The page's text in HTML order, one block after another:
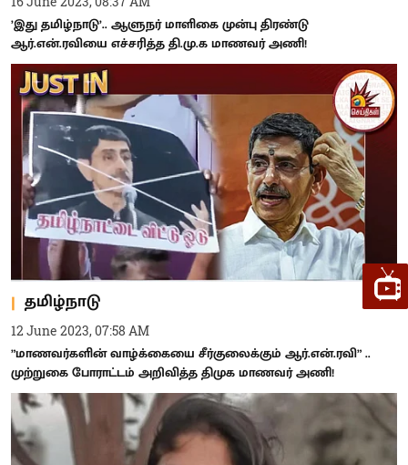
’இது தமிழ்நாடு’.. ஆளுநர் மாளிகை முன்பு திரண்டு
ஆர்.என்.ரவியை எச்சரித்த தி.மு.க மாணவர் அணி!
தமிழ்நாடு
12 June 2023, 07:58 AM
”மாணவர்களின் வாழ்க்கையை சீர்குலைக்கும் ஆர்.என்.ரவி” ..
முற்றுகை போராட்டம் அறிவித்த திமுக மாணவர் அணி!